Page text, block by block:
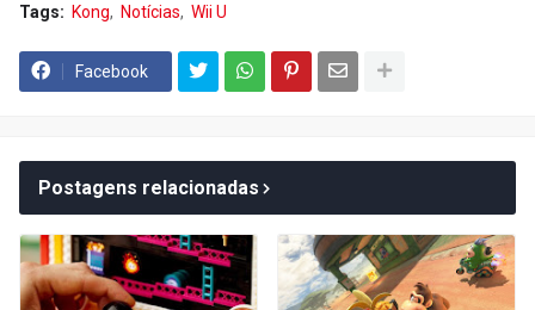
Tags: Kong Notícias Wii U
Facebook
Postagens relacionadas